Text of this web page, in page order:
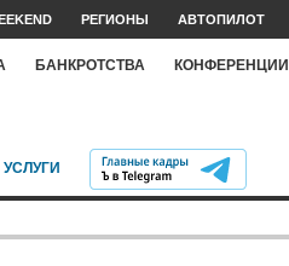
РЕГИОНЫ АВТОПИЛОТ
БАНКРОТСТВА КОНФЕРЕНЦИИ
УСЛУГИ